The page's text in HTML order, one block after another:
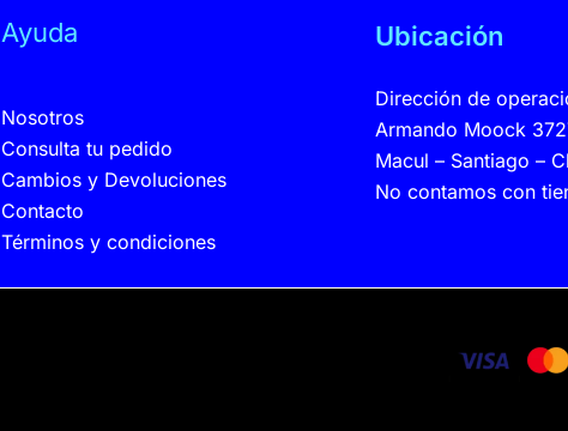
Ayuda
Nosotros
Consulta tu pedido
Cambios y Devoluciones
Contacto
Términos y condiciones
Ubicación
Dirección de
Armando Moock
Macul – Santiago –
No contamos con